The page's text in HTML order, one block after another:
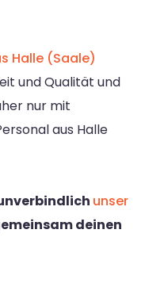
Halle (Saale)
und Qualität und
nur mit
aus Halle
unser
deinen